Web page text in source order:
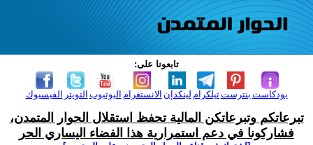
تابعونا على:
الفيسبوك التويتر اليوتيوب الانستغرام لينكدإن تيلكرامبنترست بودكاست
تبرعاتكم وتبرعاتكن المالية تحفظ استقلال الحوار المتمدن،
فشاركونا في دعم استمرارية هذا الفضاء اليساري الحر